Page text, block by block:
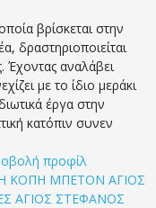
βρίσκεται στην
δραστηριοποιείται
Έχοντας αναλάβει
με το ίδιο μεράκι
έργα στην
κατόπιν συνεν
προφίλ